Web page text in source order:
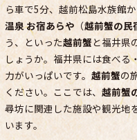
ら車で5分、越前松島水族館
温泉 お宿あらや （越前蟹の民
う、といった越前蟹と福井県
しょうか。福井県には食べ
力がいっぱいです。 越前蟹の
ください。ここでは、 越前蟹
尋坊に関連した施設や観光地
います。